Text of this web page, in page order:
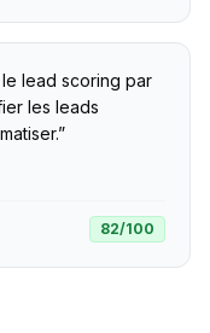
lead scoring par
les leads
”
82/100